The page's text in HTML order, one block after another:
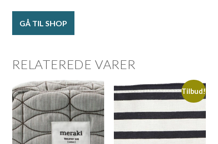
GÅ TIL SHOP
RELATEREDE VARER
Tilbud!